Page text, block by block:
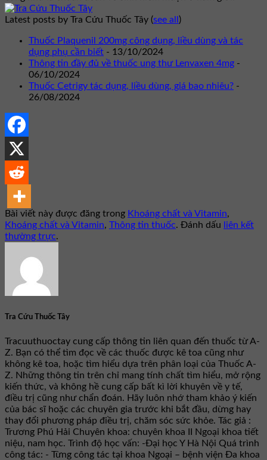
Latest posts by Tra Cứu Thuốc Tây (see all )
Thuốc Plaquenil 200mg công dụng, liều dùng và tác
dụng phụ cần biết - 13/10/2024
Thông tin đầy đủ về thuốc ung thư Lenvaxen 4mg -
06/10/2024
Thuốc Cetrigy tác dụng, liều dùng, giá bao nhiêu? -
26/08/2024
Bài viết này được đăng trong Khoáng chất và Vitamin,
Khoáng chất và Vitamin, Thông tin thuốc. Đánh dấu
liên kết
thường trực.
Tra Cứu Thuốc Tây
Tracuuthuoctay cung cấp thông tin liên quan đến thuốc từ A-
Z. Bạn có thể tìm đọc về các thuốc được kê toa cũng như
không kê toa, hoặc tìm hiểu dựa trên phân loại của Thuốc A-
Z. Những thông tin trên chỉ mang tính chất tìm hiểu, mở rộng
kiến thức, và không hề cung cấp bất kì lời khuyên về y tế,
điều trị cũng như chẩn đoán. Hãy luôn nhớ tham khảo ý kiến
của bác sĩ hoặc các chuyên gia trước khi bắt đầu, dừng hay
thay đổi phương pháp điều trị, chăm sóc sức khỏe. Tác giả :
Trương Phú Hải Chuyên khoa: chuyên khoa II Ngoại khoa tiết
niệu, nam học. Trình độ học vấn: -Đại học Y Hà Nội Quá trình
công tác: - Từng công tác tại khoa Ngoại – bệnh viện Đa khoa